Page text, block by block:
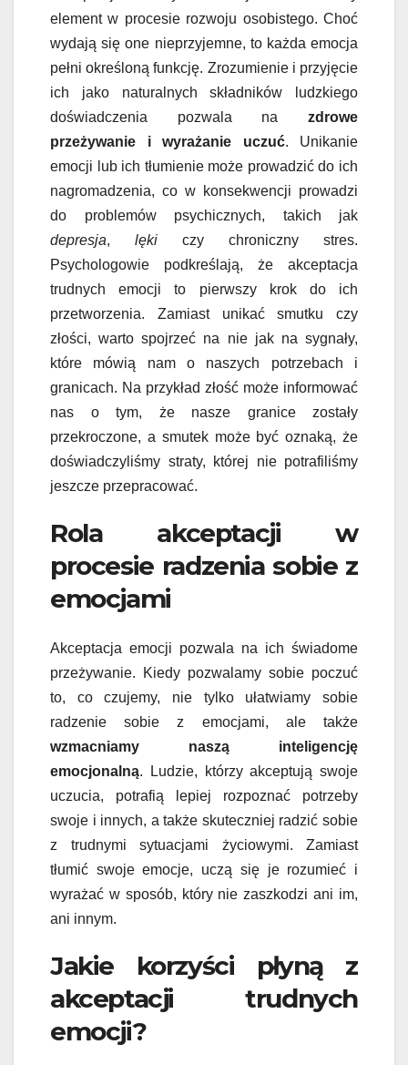
element w procesie rozwoju osobistego. Choć
wydają się one nieprzyjemne, to każda emocja
pełni określoną funkcję. Zrozumienie i przyjęcie
ich jako naturalnych składników ludzkiego
doświadczenia pozwala na zdrowe
przeżywanie i wyrażanie uczuć. Unikanie
emocji lub ich tłumienie może prowadzić do ich
nagromadzenia, co w konsekwencji prowadzi
do problemów psychicznych, takich jak
depresja, lęki czy chroniczny stres.
Psychologowie podkreślają, że akceptacja
trudnych emocji to pierwszy krok do ich
przetworzenia. Zamiast unikać smutku czy
złości, warto spojrzeć na nie jak na sygnały,
które mówią nam o naszych potrzebach i
granicach. Na przykład złość może informować
nas o tym, że nasze granice zostały
przekroczone, a smutek może być oznaką, że
doświadczyliśmy straty, której nie potrafiliśmy
jeszcze przepracować.
Rola akceptacji w
procesie radzenia sobie z
emocjami
Akceptacja emocji pozwala na ich świadome
przeżywanie. Kiedy pozwalamy sobie poczuć
to, co czujemy, nie tylko ułatwiamy sobie
radzenie sobie z emocjami, ale także
wzmacniamy naszą inteligencję
emocjonalną. Ludzie, którzy akceptują swoje
uczucia, potrafią lepiej rozpoznać potrzeby
swoje i innych, a także skuteczniej radzić sobie
z trudnymi sytuacjami życiowymi. Zamiast
tłumić swoje emocje, uczą się je rozumieć i
wyrażać w sposób, który nie zaszkodzi ani im,
ani innym.
Jakie korzyści płyną z
akceptacji trudnych
emocji?